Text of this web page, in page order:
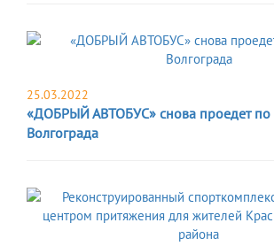
25.03.2022
«ДОБРЫЙ АВТОБУС» снова проедет по
Волгограда